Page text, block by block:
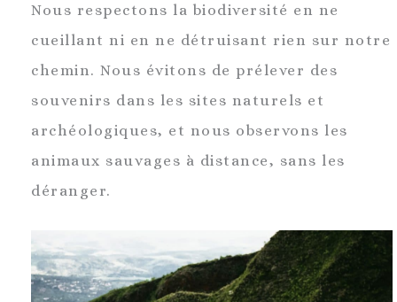
Nous respectons la biodiversité en ne
cueillant ni en ne détruisant rien sur notre
chemin. Nous évitons de prélever des
souvenirs dans les sites naturels et
archéologiques, et nous observons les
animaux sauvages à distance, sans les
déranger.